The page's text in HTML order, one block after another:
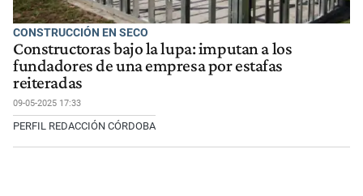
CONSTRUCCIÓN EN SECO
Constructoras bajo la lupa: imputan a los
fundadores de una empresa por estafas
reiteradas
09-05-2025 17:33
PERFIL REDACCIÓN CÓRDOBA